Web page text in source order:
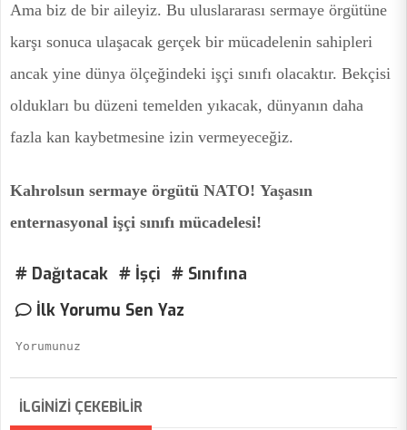
Ama biz de bir aileyiz. Bu uluslararası sermaye örgütüne
karşı sonuca ulaşacak gerçek bir mücadelenin sahipleri
ancak yine dünya ölçeğindeki işçi sınıfı olacaktır. Bekçisi
oldukları bu düzeni temelden yıkacak, dünyanın daha
fazla kan kaybetmesine izin vermeyeceğiz.
Kahrolsun sermaye örgütü NATO! Yaşasın
enternasyonal işçi sınıfı mücadelesi!
# Dağıtacak # İşçi # Sınıfına
İlk Yorumu Sen Yaz
İLGİNİZİ ÇEKEBİLİR